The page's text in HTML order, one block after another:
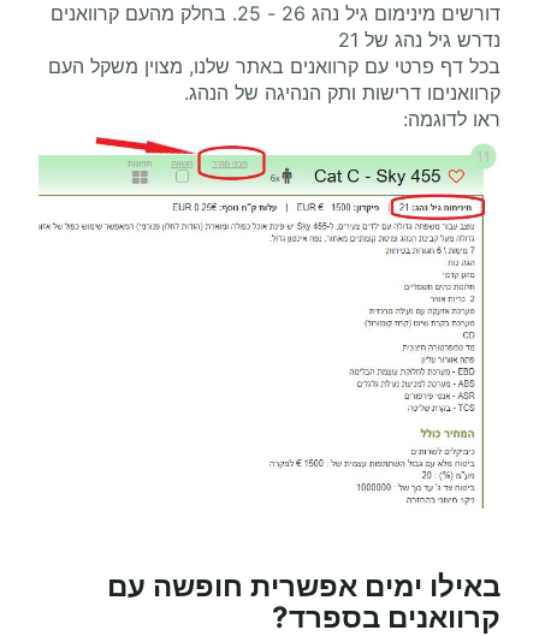
דורשים מינימום גיל נהג 26 - 25. בחלק מהעם קרוואנים
נדרש גיל נהג של 21
בכל דף פרטי עם קרוואנים באתר שלנו, מצוין משקל העם
קרוואניםו דרישות ותק הנהיגה של הנהג.
ראו לדוגמה:
באילו ימים אפשרית חופשה עם
קרוואנים בספרד?